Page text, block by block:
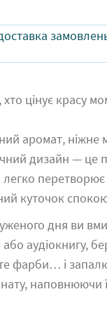
цінує красу
аромат, ніжне
дизайн — це
легко
куточок
дня ви
аудіокнигу,
фарби… і